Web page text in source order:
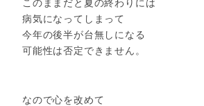
このままだと夏の終わりには
病気になってしまって
今年の後半が台無しになる
可能性は否定できません。
なので心を改めて